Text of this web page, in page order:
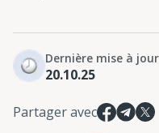
Dernière mise à jour
20.10.25
Partager avec